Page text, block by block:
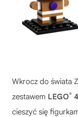
Wkrocz do świata
zestawem LEGO®
cieszyć się